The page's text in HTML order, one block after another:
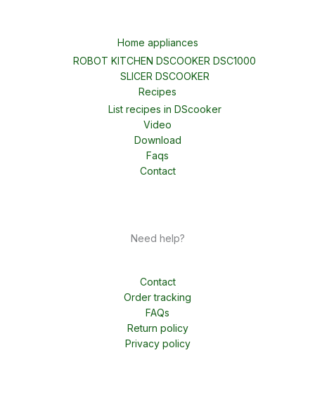
Home appliances
ROBOT KITCHEN DSCOOKER DSC1000
SLICER DSCOOKER
Recipes
List recipes in DScooker
Video
Download
Faqs
Contact
Need help?
Contact
Order tracking
FAQs
Return policy
Privacy policy